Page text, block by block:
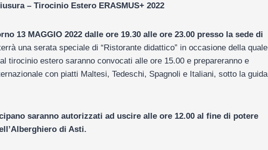
– Tirocinio Estero ERASMUS+ 2022
13 MAGGIO 2022 dalle ore 19.30 alle ore 23.00 presso la sede di
una serata speciale di “Ristorante didattico” in occasione della quale
tirocinio estero saranno convocati alle ore 15.00 e prepareranno e
con piatti Maltesi, Tedeschi, Spagnoli e Italiani, sotto la guida
saranno autorizzati ad uscire alle ore 12.00 al fine di potere
di Asti.